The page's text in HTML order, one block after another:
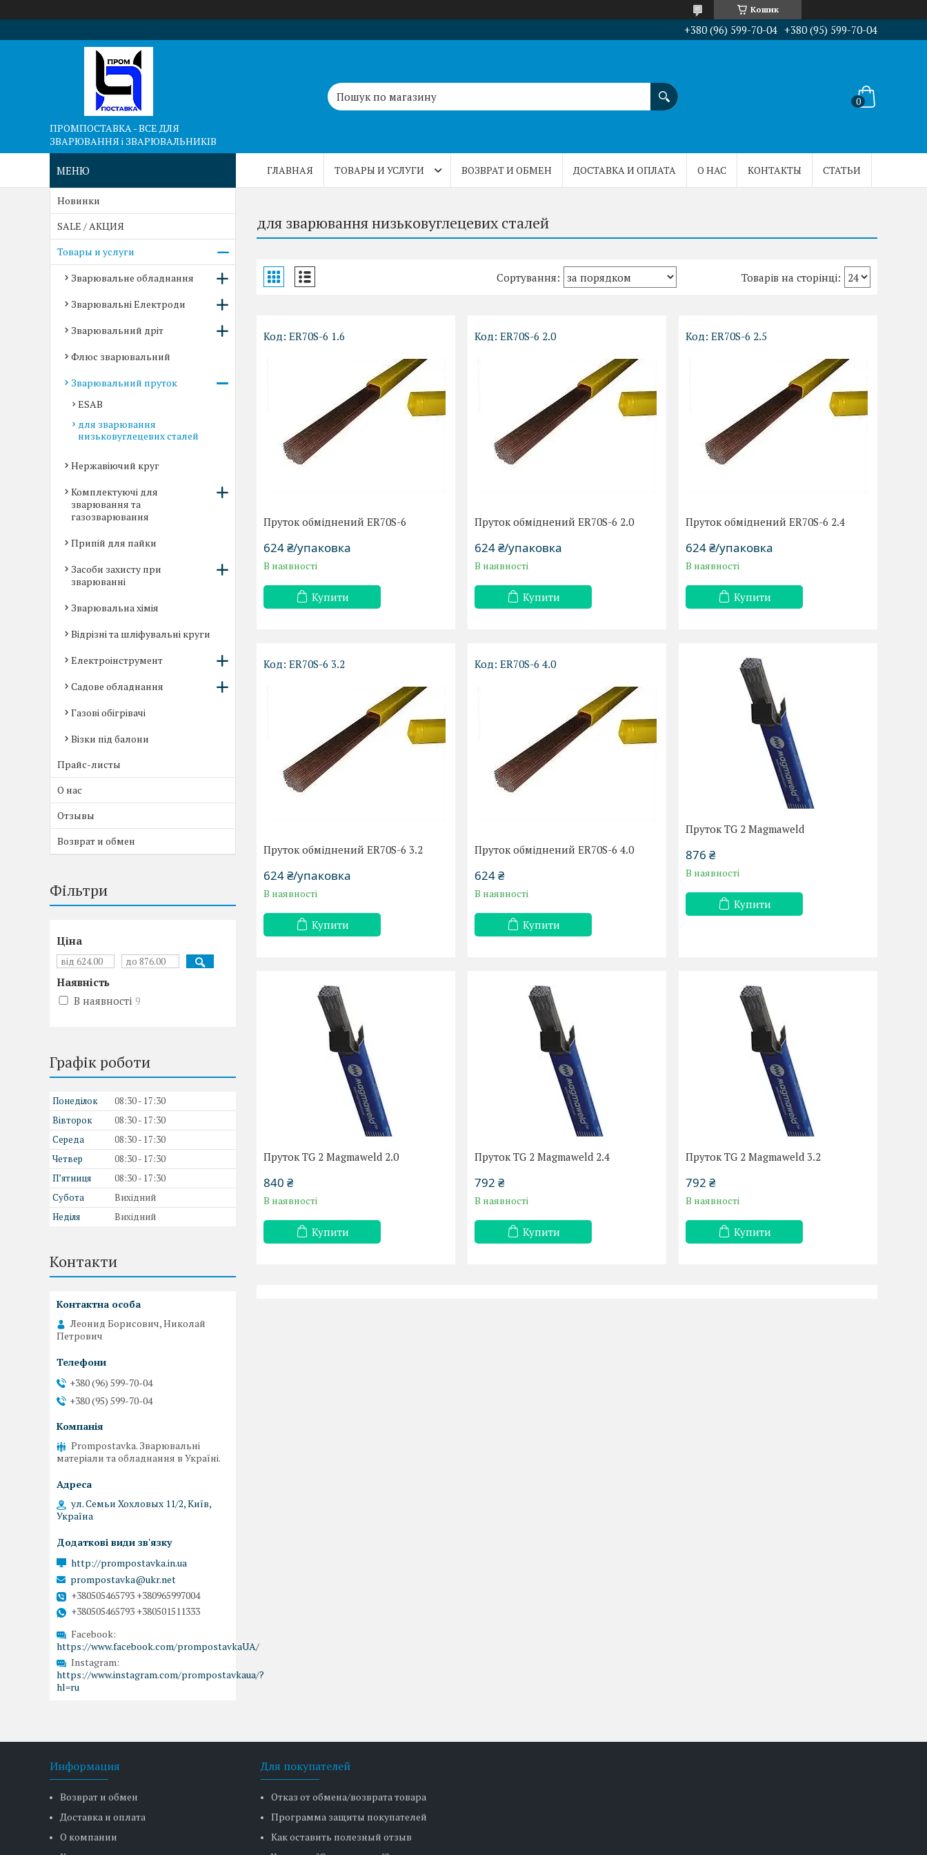
Кошик
+380 (96) 599-70-04 +380 (95) 599-70-04
ПРОМПОСТАВКА - ВСЕ ДЛЯ
ЗВАРЮВАННЯ і ЗВАРЮВАЛЬНИКІВ
ГЛАВНАЯ ТОВАРЫ И УСЛУГИ ВОЗВРАТ И ОБМЕН ДОСТАВКА И ОПЛАТА О НАС КОНТАКТЫ СТАТЬИ
для зварювання низьковуглецевих сталей
ER70S-6 1.6
Пруток обміднений ER70S-6
624 ₴/упаковка
В наявності
Купити
ER70S-6 2.0
Пруток обміднений ER70S-6 2.0
624 ₴/упаковка
В наявності
Купити
ER70S-6 2.5
Пруток обміднений ER70S-6 2.4
624 ₴/упаковка
В наявності
Купити
ER70S-6 3.2
Пруток обміднений ER70S-6 3.2
624 ₴/упаковка
В наявності
Купити
ER70S-6 4.0
Пруток обміднений ER70S-6 4.0
624 ₴
В наявності
Купити
Пруток TG 2 Magmaweld
876 ₴
В наявності
Купити
Пруток TG 2 Magmaweld 2.0
840 ₴
В наявності
Купити
Пруток TG 2 Magmaweld 2.4
792 ₴
В наявності
Купити
Пруток TG 2 Magmaweld 3.2
792 ₴
В наявності
Купити
Новинки
SALE / АКЦИЯ
Товары и услуги
Зварювальне обладнання
Зварювальні Електроди
Зварювальний дріт
Флюс зварювальний
Зварювальний пруток
ESAB
для зварювання
низьковуглецевих сталей
Нержавіючий круг
Комплектуючі для
зварювання та
газозварювання
Припій для пайки
Засоби захисту при
зварюванні
Зварювальна хімія
Відрізні та шліфувальні круги
Електроінструмент
Садове обладнання
Газові обігрівачі
Візки під балони
Прайс-листы
О нас
Отзывы
Возврат и обмен
Фільтри
Ціна
Наявність
В наявності 9
Графік роботи
Понеділок 08:30
17:30
Вівторок
08:30
17:30
Середа
08:30
17:30
Четвер
08:30
17:30
Пʼятниця
08:30
17:30
Субота
Вихідний
Неділя
Вихідний
Контакти
Леонид Борисович, Николай
Петрович
+380 (96) 599-70-04
+380 (95) 599-70-04
Prompostavka. Зварювальні
матеріали та обладнання в Україні.
ул. Семьи Хохловых 11/2, Київ,
Україна
http://prompostavka.in.ua
prompostavka@ukr.net
+380505465793 +380965997004
+380505465793 +380501511333
Facebook
https://www.facebook.com/prompostavkaUA/
Instagram
https://www.instagram.com/prompostavkaua/?
hl=ru
Информация
Возврат и обмен
Доставка и оплата
О компании
Для покупателей
Отказ от обмена/возврата товара
Программа защиты покупателей
Как оставить полезный отзыв